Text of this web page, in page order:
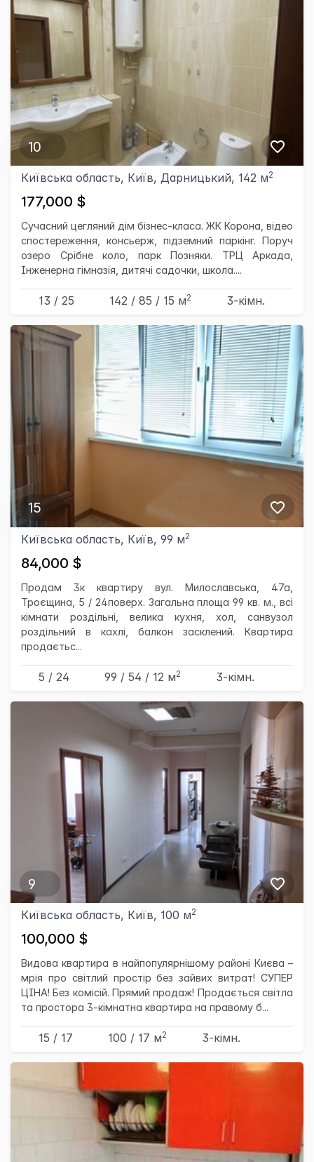
10
Київська область, Київ, Дарницький, 142 м2
177,000 $
Сучасний цегляний дім бізнес-класа. ЖК Корона, відео
спостереження, консьерж, підземний паркінг. Поруч
озеро Срібне коло, парк Позняки. ТРЦ Аркада,
Інженерна гімназія, дитячі садочки, школа....
13 / 25 142 / 85 / 15 м2 3-кімн.
15
Київська область, Київ, 99 м2
84,000 $
Продам 3к квартиру вул. Милославська, 47а,
Троєщина, 5 / 24поверх. Загальна площа 99 кв. м., всі
кімнати роздільні, велика кухня, хол, санвузол
роздільний в кахлі, балкон засклений. Квартира
продаєтьс...
5 / 24 99 / 54 / 12 м2 3-кімн.
9
Київська область, Київ, 100 м2
100,000 $
Видова квартира в найпопулярнішому районі Києва –
мрія про світлий простір без зайвих витрат! СУПЕР
ЦІНА! Без комісій. Прямий продаж! Продається світла
та простора 3-кімнатна квартира на правому б...
15 / 17 100 / 17 м2 3-кімн.